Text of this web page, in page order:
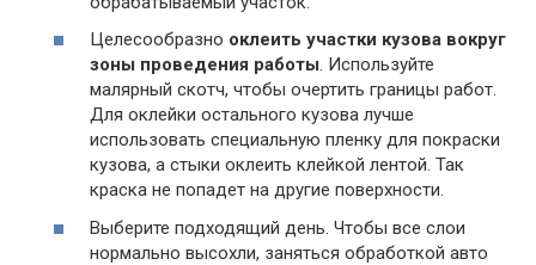
Целесообразно оклеить участки кузова вокруг
зоны проведения работы. Используйте
малярный скотч, чтобы очертить границы работ.
Для оклейки остального кузова лучше
использовать специальную пленку для покраски
кузова, а стыки оклеить клейкой лентой. Так
краска не попадет на другие поверхности.
Выберите подходящий день. Чтобы все слои
нормально высохли, заняться обработкой авто